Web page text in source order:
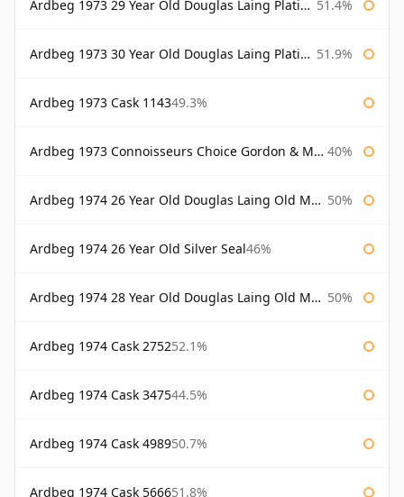
Ardbeg 1973 29 Year Old Douglas Laing Platinum Selection 51.4%
Ardbeg 1973 30 Year Old Douglas Laing Platinum Selection 51.9%
Ardbeg 1973 Cask 114349.3%
Ardbeg 1973 Connoisseurs Choice Gordon & Macphail 40%
Ardbeg 1974 26 Year Old Douglas Laing Old Malt Cask 50%
Ardbeg 1974 26 Year Old Silver Seal46%
Ardbeg 1974 28 Year Old Douglas Laing Old Malt Cask 50%
Ardbeg 1974 Cask 275252.1%
Ardbeg 1974 Cask 347544.5%
Ardbeg 1974 Cask 498950.7%
Ardbeg 1974 Cask 566651.8%